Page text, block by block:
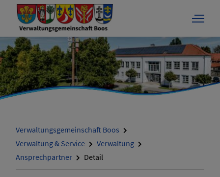
Verwaltungsgemeinschaft Boos
Verwaltung & Service
Verwaltung
Ansprechpartner
Detail